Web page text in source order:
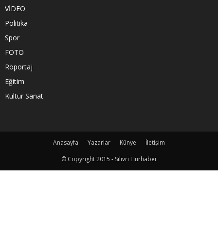
VİDEO
Politika
Spor
FOTO
Röportaj
Eğitim
Kültür Sanat
Anasayfa Yazarlar Künye
İletişim
© Copyright 2015 - Silivri Hürhaber